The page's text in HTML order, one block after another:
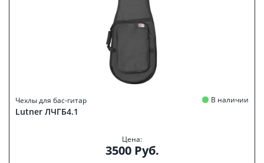
Чехлы для бас-гитар
Lutner ЛЧГБ4.1
В наличии
Цена:
3500 Руб.